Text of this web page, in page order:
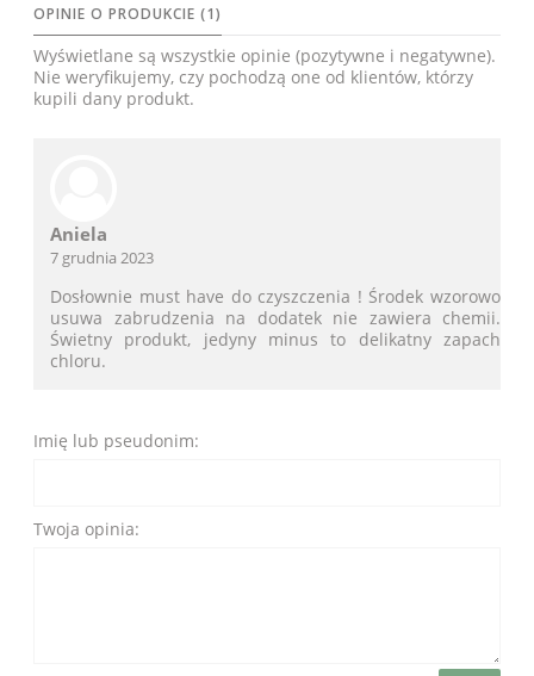
OPINIE O PRODUKCIE (1)
Wyświetlane są wszystkie opinie (pozytywne i negatywne).
Nie weryfikujemy, czy pochodzą one od klientów, którzy
kupili dany produkt.
Aniela
7 grudnia 2023
Dosłownie must have do czyszczenia ! Środek wzorowo
usuwa zabrudzenia na dodatek nie zawiera chemii.
Świetny produkt, jedyny minus to delikatny zapach
chloru.
Imię lub pseudonim:
Twoja opinia: